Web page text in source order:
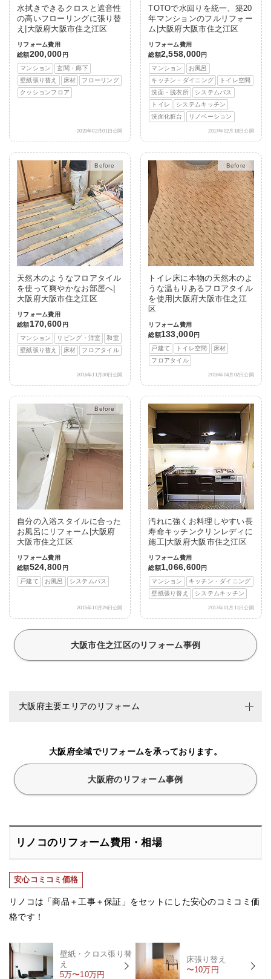
水拭きできるクロスと遮音性
の高いフローリングに張り替
え|大阪府大阪市住之江区
リフォーム費用
総額200,000 円
マンション
玄関・廊下
壁紙張り替え
床材
フローリング
クッションフロア
2020年02月01日公開
TOTOで水回りを統一、築20
年マンションのフルリフォー
ム|大阪府大阪市住之江区
リフォーム費用
総額2,558,000円
マンション
お風呂
キッチン・ダイニング
トイレ空間
洗面・脱衣所
システムバス
トイレ
システムキッチン
洗面化粧台
リノベーション
2017年02月18日公開
After
天然木のようなフロアタイル
を使って爽やかなお部屋へ|
大阪府大阪市住之江区
リフォーム費用
総額170,600 円
マンション
リビング・洋室
和室
壁紙張り替え
床材 フロアタイル
2016年11月30日公開
After
トイレ床に本物の天然木のよ
うな温もりあるフロアタイル
を使用|大阪府大阪市住之江
区
リフォーム費用
総額133,000円
戸建て
トイレ空間
床材
フロアタイル
2016年04月02日公開
After
自分の入浴スタイルに合った
お風呂にリフォーム|大阪府
大阪市住之江区
リフォーム費用
総額524,800 円
戸建て
お風呂 システムバス
2015年10月26日公開
汚れに強くお料理しやすい長
寿命キッチンクリンレディに
施工|大阪府大阪市住之江区
リフォーム費用
総額1,066,600円
マンション
キッチン・ダイニング
壁紙張り替え
システムキッチン
2017年01月11日公開
大阪市住之江区のリフォーム事例
大阪府主要エリアのリフォーム
大阪府全域でリフォームを承っております。
大阪府のリフォーム事例
リノコのリフォーム費用・相場
安心コミコミ価格
リノコは「商品＋工事＋保証」をセットにした安心のコミコミ価
格です！
壁紙・クロス張り替
え
5万〜10万円
床張り替え
〜10万円